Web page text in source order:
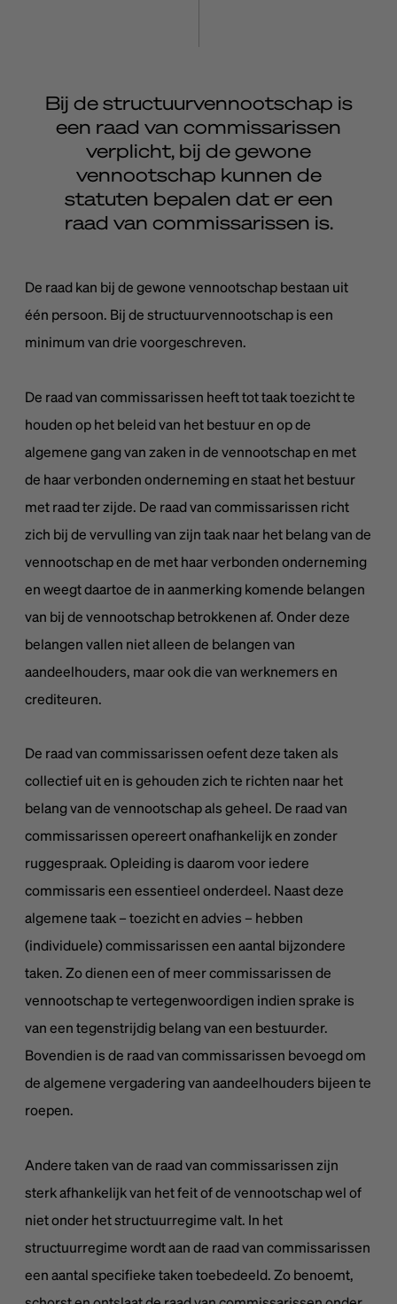
Bij de structuurvennootschap is
een raad van commissarissen
verplicht, bij de gewone
vennootschap kunnen de
statuten bepalen dat er een
raad van commissarissen is.
De raad kan bij de gewone vennootschap bestaan uit
één persoon. Bij de structuurvennootschap is een
minimum van drie voorgeschreven.
De raad van commissarissen heeft tot taak toezicht te
houden op het beleid van het bestuur en op de
algemene gang van zaken in de vennootschap en met
de haar verbonden onderneming en staat het bestuur
met raad ter zijde. De raad van commissarissen richt
zich bij de vervulling van zijn taak naar het belang van de
vennootschap en de met haar verbonden onderneming
en weegt daartoe de in aanmerking komende belangen
van bij de vennootschap betrokkenen af. Onder deze
belangen vallen niet alleen de belangen van
aandeelhouders, maar ook die van werknemers en
crediteuren.
De raad van commissarissen oefent deze taken als
collectief uit en is gehouden zich te richten naar het
belang van de vennootschap als geheel. De raad van
commissarissen opereert onafhankelijk en zonder
ruggespraak. Opleiding is daarom voor iedere
commissaris een essentieel onderdeel. Naast deze
algemene taak – toezicht en advies – hebben
(individuele) commissarissen een aantal bijzondere
taken. Zo dienen een of meer commissarissen de
vennootschap te vertegenwoordigen indien sprake is
van een tegenstrijdig belang van een bestuurder.
Bovendien is de raad van commissarissen bevoegd om
de algemene vergadering van aandeelhouders bijeen te
roepen.
Andere taken van de raad van commissarissen zijn
sterk afhankelijk van het feit of de vennootschap wel of
niet onder het structuurregime valt. In het
structuurregime wordt aan de raad van commissarissen
een aantal specifieke taken toebedeeld. Zo benoemt,